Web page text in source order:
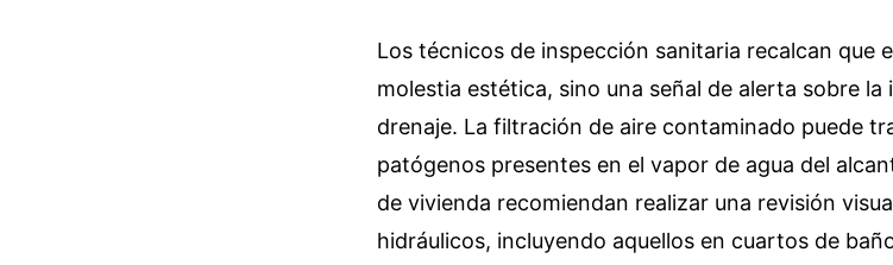
Los técnicos de inspección sanitaria recalcan que
molestia estética, sino una señal de alerta sobre
drenaje. La filtración de aire contaminado puede
patógenos presentes en el vapor de agua del
de vivienda recomiendan realizar una revisión
hidráulicos, incluyendo aquellos en cuartos de